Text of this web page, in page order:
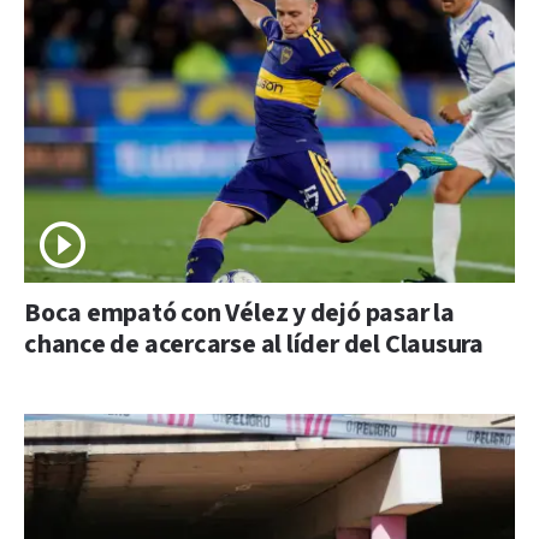
Boca empató con Vélez y dejó pasar la
chance de acercarse al líder del Clausura